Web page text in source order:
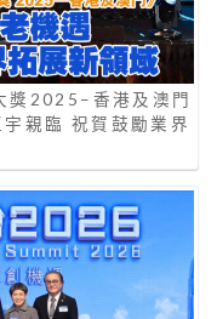
獎2025–香港及澳門
親臨 祝賀鼓勵業界